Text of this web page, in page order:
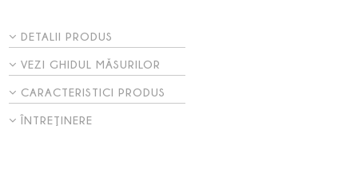
DETALII PRODUS
VEZI GHIDUL MĂSURILOR
CARACTERISTICI PRODUS
ÎNTREŢINERE